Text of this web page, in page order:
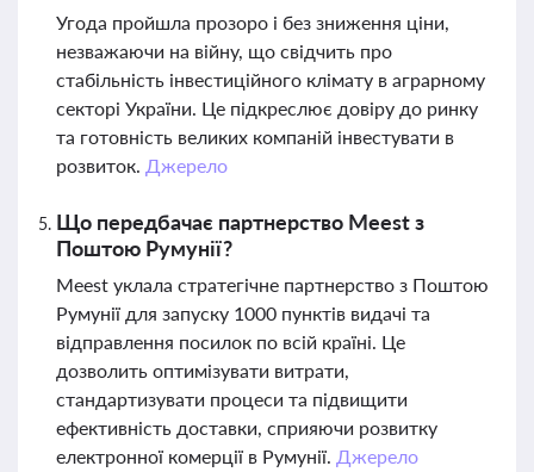
Угода пройшла прозоро і без зниження ціни,
незважаючи на війну, що свідчить про
стабільність інвестиційного клімату в аграрному
секторі України. Це підкреслює довіру до ринку
та готовність великих компаній інвестувати в
розвиток. Джерело
Що передбачає партнерство Meest з
Поштою Румунії?
Meest уклала стратегічне партнерство з Поштою
Румунії для запуску 1000 пунктів видачі та
відправлення посилок по всій країні. Це
дозволить оптимізувати витрати,
стандартизувати процеси та підвищити
ефективність доставки, сприяючи розвитку
електронної комерції в Румунії. Джерело